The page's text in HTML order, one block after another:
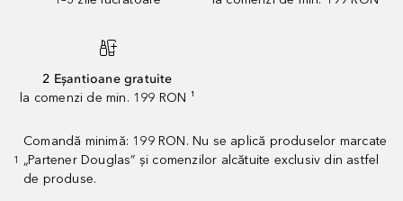
2 Eșantioane gratuite
la comenzi de min. 199 RON ¹
1
Comandă minimă: 199 RON. Nu se aplică produselor marcate
„Partener Douglas” și comenzilor alcătuite exclusiv din astfel
de produse.